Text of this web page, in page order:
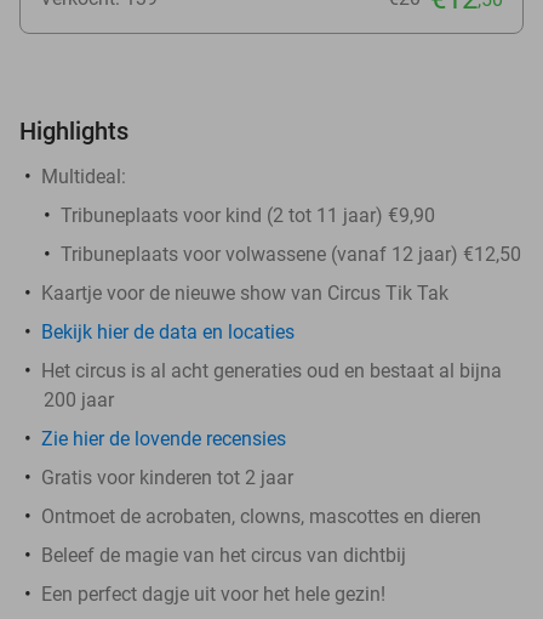
Highlights
Multideal:
Tribuneplaats voor kind (2 tot 11 jaar) €9,90
Tribuneplaats voor volwassene (vanaf 12 jaar) €12,50
Kaartje voor de nieuwe show van Circus Tik Tak
Bekijk hier de data en locaties
Het circus is al acht generaties oud en bestaat al bijna
200 jaar
Zie hier de lovende recensies
Gratis voor kinderen tot 2 jaar
Ontmoet de acrobaten, clowns, mascottes en dieren
Beleef de magie van het circus van dichtbij
Een perfect dagje uit voor het hele gezin!